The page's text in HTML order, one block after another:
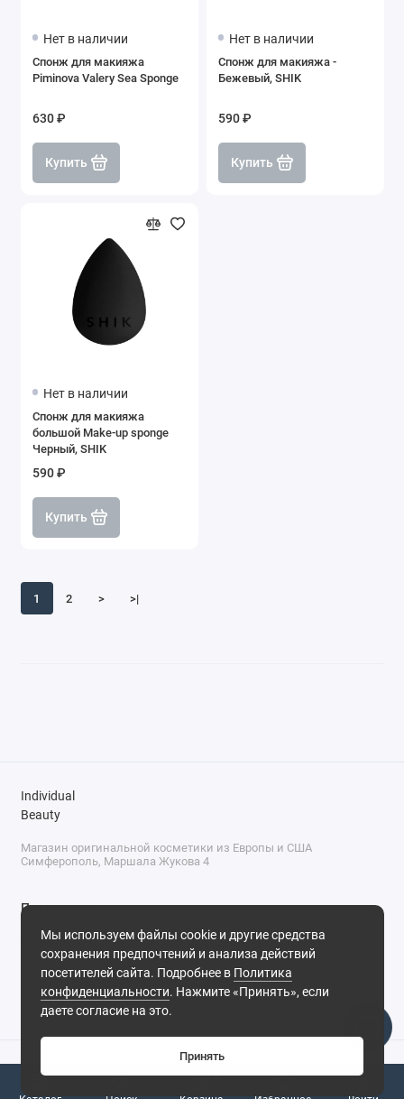
0
Нет в наличии
Спонж для макияжа
Piminova Valery Sea Sponge
630 ₽
Купить
Нет в наличии
Спонж для макияжа -
Бежевый, SHIK
590 ₽
Купить
Нет в наличии
Спонж для макияжа
большой Make-up sponge
Черный, SHIK
590 ₽
Купить
1 2 > >|
Мы используем файлы cookie и другие средства
сохранения предпочтений и анализа действий
посетителей сайта. Подробнее в Политика
конфиденциальности. Нажмите «Принять», если
даете согласие на это.
Принять
Individual
Beauty
Магазин оригинальной косметики из Европы и США
Симферополь, Маршала Жукова 4
Поддержка
+7 (978) 586-46-46
ПН-ПТ: 9:00 - 18:00
Суббота: 9:00 - 17:00
Воскресенье: выходной
Симферополь, ул. Маршала Жукова, 4